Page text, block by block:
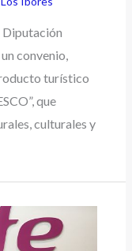
Diputación
convenio,
turístico
que
culturales y